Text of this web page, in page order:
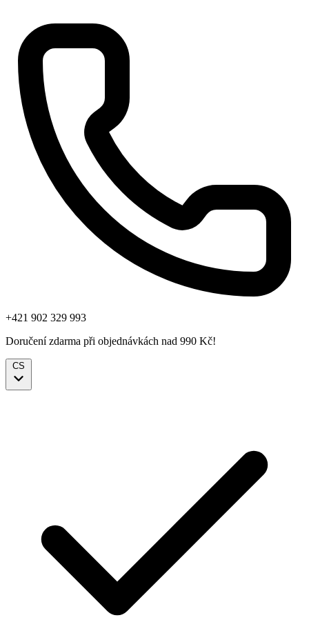
+421 902 329 993
Doručení zdarma při objednávkách nad 990 Kč!
CS